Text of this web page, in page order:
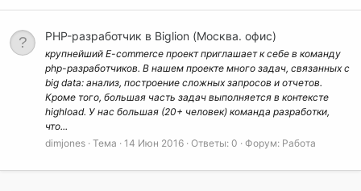
PHP-разработчик в Biglion (Москва. офис)
крупнейший E-commerce проект приглашает к себе в команду
php-разработчиков. В нашем проекте много задач, связанных с
big data: анализ, построение сложных запросов и отчетов.
Кроме того, большая часть задач выполняется в контексте
highload. У нас большая (20+ человек) команда разработки,
что...
dimjones Тема 14 Июн 2016 Ответы: 0 Форум: Работа